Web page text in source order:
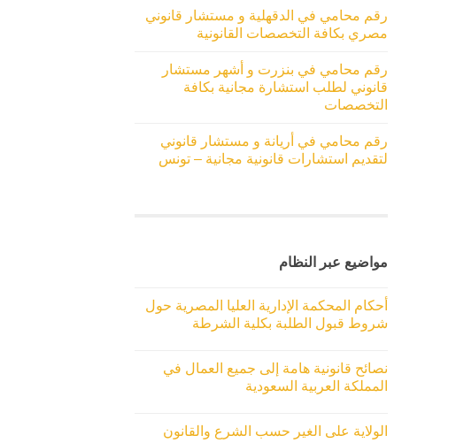
رقم محامي في الدقهلية و مستشار قانوني
مصري بكافة التخصصات القانونية
رقم محامي في بنزرت و أشهر مستشار
قانوني لطلب استشارة مجانية بكافة
التخصصات
رقم محامي في أريانة و مستشار قانوني
لتقديم استشارات قانونية مجانية – تونس
مواضيع عبر النظام
أحكام المحكمة الإدارية العليا المصرية حول
شروط قبول الطلبة بكلية الشرطة
نصائح قانونية هامة إلى جميع العمال في
المملكة العربية السعودية
الولاية على الغير حسب الشرع والقانون